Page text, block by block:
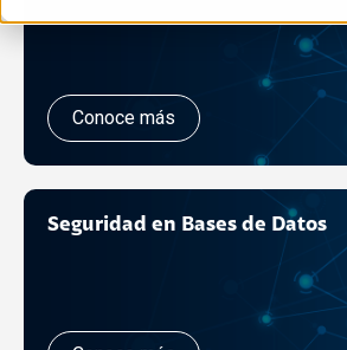
Conoce más
Seguridad en Bases de Datos